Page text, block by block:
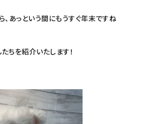
、あっという間にもうすぐ年末ですね
ちを紹介いたします！